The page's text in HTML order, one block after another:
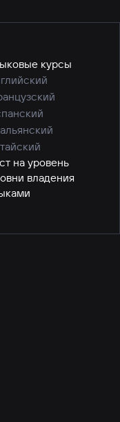
курсы
на уровень
владения